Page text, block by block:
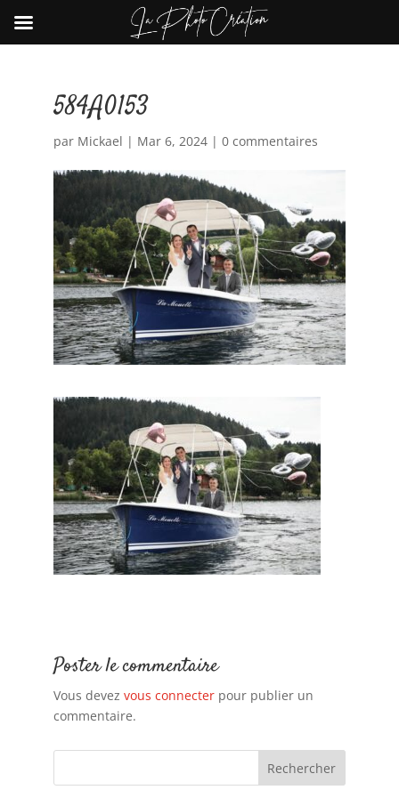
584A0153
par Mickael | Mar 6, 2024| 0 commentaires
Poster le commentaire
Vous devez vous connecterpour publier un
commentaire.